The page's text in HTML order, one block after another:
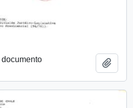
documento